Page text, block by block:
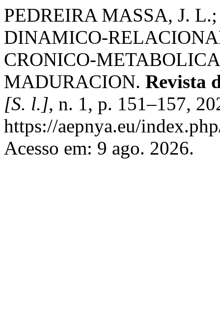
PEDREIRA MASSA, J.
DINAMICO-
CRONICO-
MADURACION. Revista
[S. l.], n. 1, p. 151–157,
https://aepnya.eu/
Acesso em: 9 ago. 2026.